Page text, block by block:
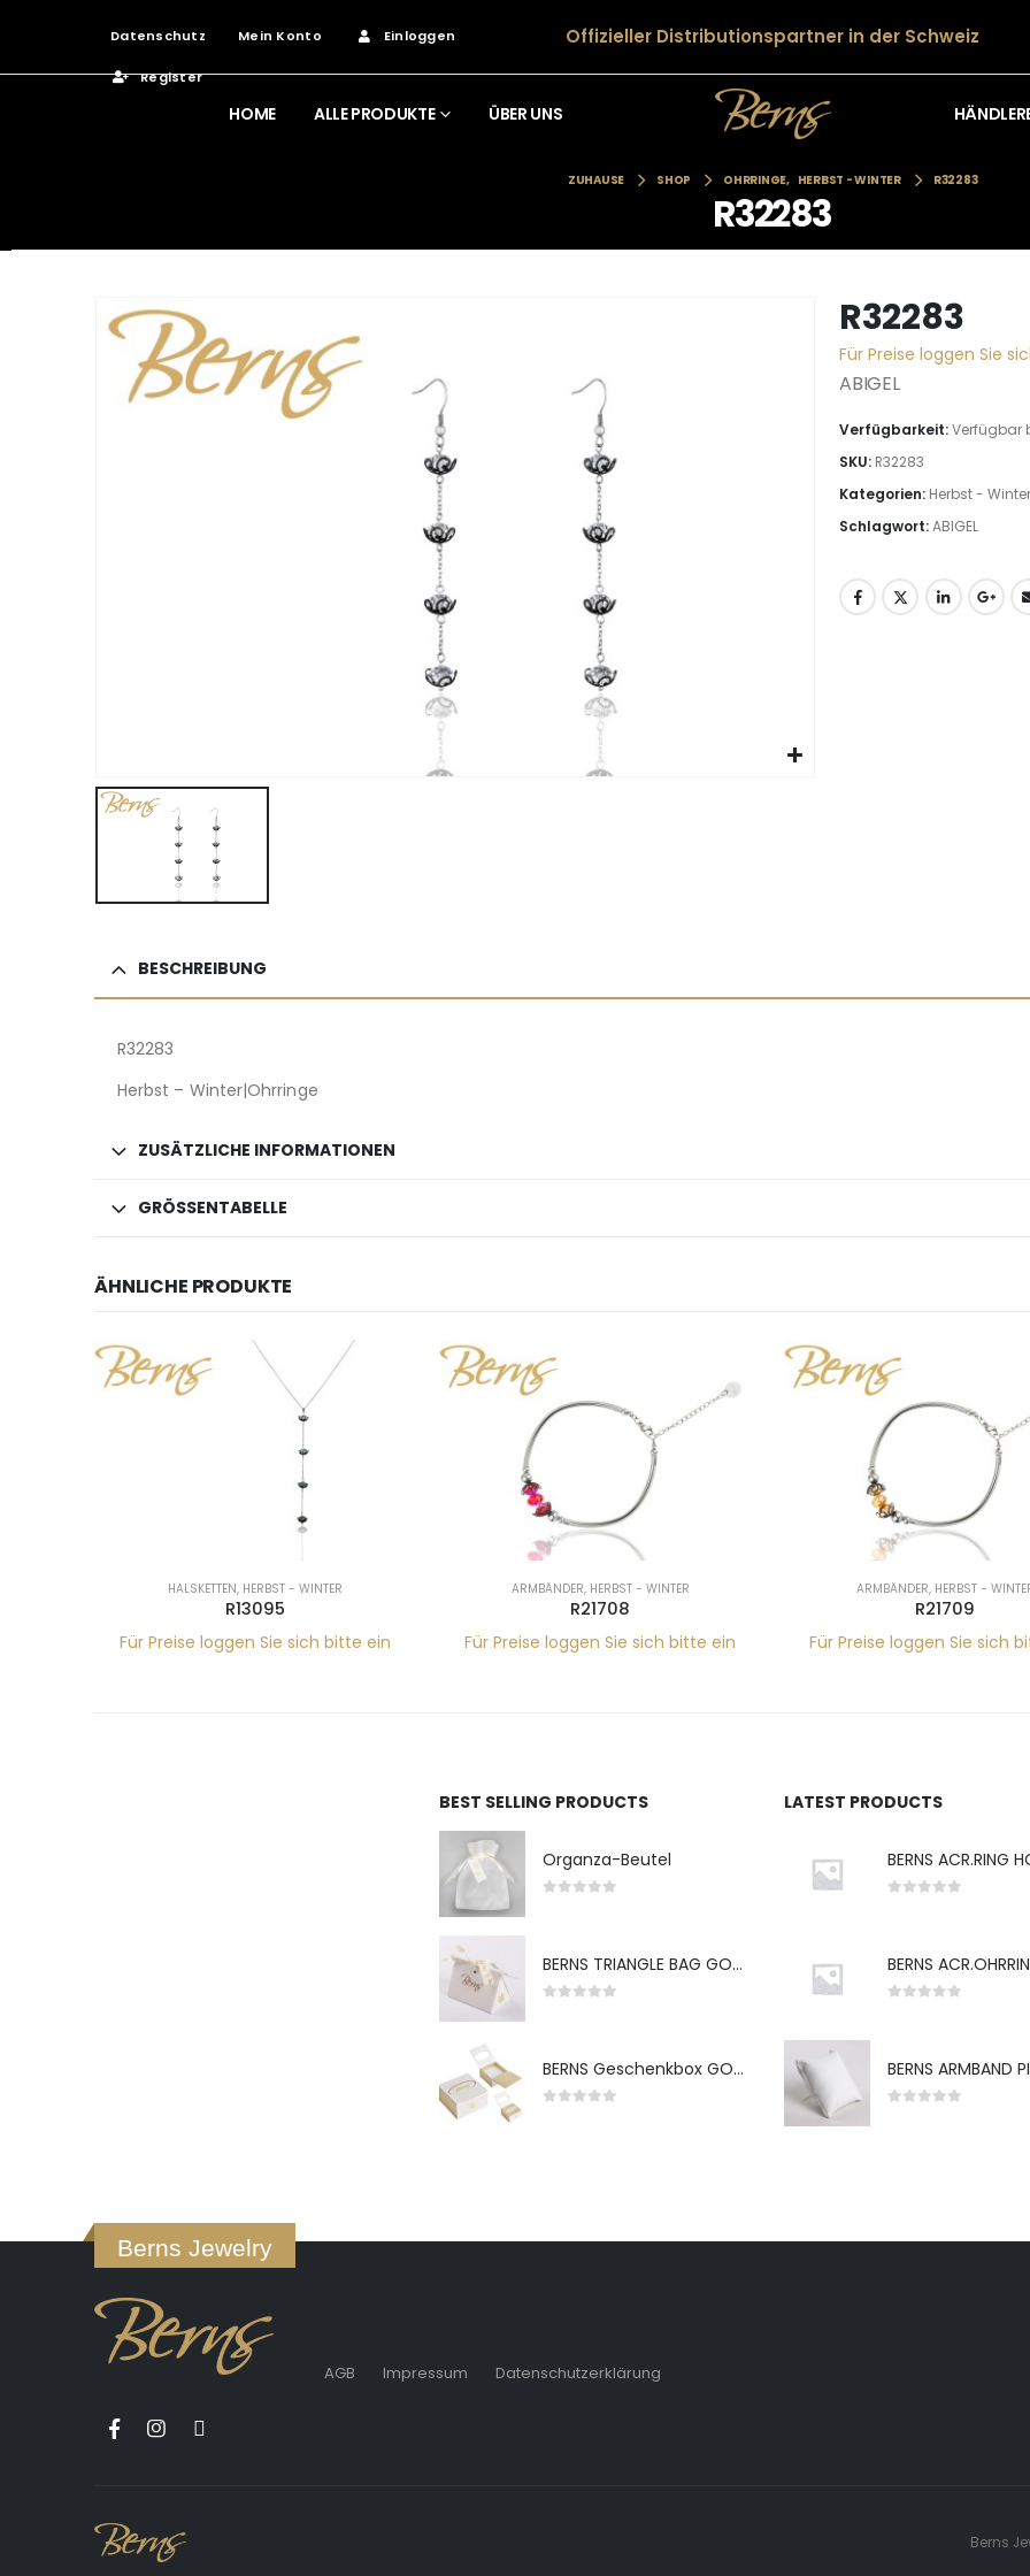
Datenschutz Mein Konto Einloggen
Register
Offizieller Distributionspartner in der Schweiz
HOME ALLE PRODUKTE ÜBER UNS
ZUHAUSE SHOP OHRRINGE, HERBST - WINTER R32283
R32283
R32283
Für Preise loggen Sie
ABIGEL
Verfügbarkeit:Verfügbar
SKU: R32283
Kategorien: Herbst - Winter
Schlagwort:ABIGEL
BESCHREIBUNG
R32283
Herbst – Winter|Ohrringe
ZUSÄTZLICHE INFORMATIONEN
GRÖSSENTABELLE
ÄHNLICHE PRODUKTE
HALSKETTEN, HERBST - WINTER
R13095
Für Preise loggen Sie sich bitte ein
ARMBÄNDER, HERBST - WINTER
R21708
Für Preise loggen Sie sich bitte ein
ARMBÄNDER, HERBST -
R21709
Für Preise loggen Sie sich
BEST SELLING PRODUCTS
Organza-Beutel
BERNS TRIANGLE BAG GO-WH "S" 7*5CM
BERNS Geschenkbox GO-WH 65*65*38MM FOR SMALL SETS
LATEST PRODUCTS
Berns Jewelry
AGB Impressum Datenschutzerklärung
Berns